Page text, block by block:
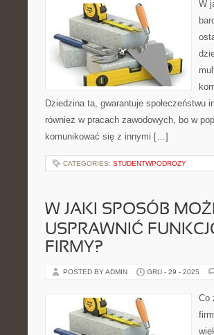
W
Dziedzina ta, gwarantuje
również w pracach zawodowych, bo w
komunikować się z innymi […]
CATEGORIES: STUDENTWPODROZY
W JAKI SPOSÓB
USPRAWNIĆ
FIRMY?
POSTED BY ADMIN GRU - 29 - 2025
Co